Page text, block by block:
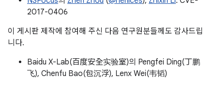
2017-0406
이 게시판 제작에 참여해 주신 다음 연구원분들께도 감사드립
니다.
Baidu X-Lab(百度安全实验室)의 Pengfei Ding(丁鹏
飞), Chenfu Bao(包沉浮), Lenx Wei(韦韬)